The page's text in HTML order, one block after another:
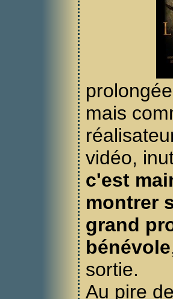
mais
vidéo,
c'est
montrer
grand
bénévole
sortie.
Au pire